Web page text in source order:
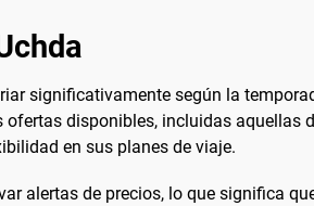
significativamente según la
disponibles, incluidas aquellas
en sus planes de viaje.
alertas de precios, lo que significa